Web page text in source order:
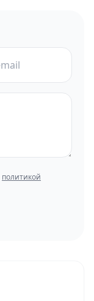
политикой